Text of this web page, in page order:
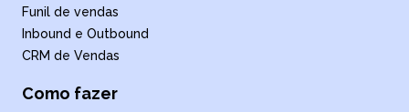
Funil de vendas
Inbound e Outbound
CRM de Vendas
Como fazer